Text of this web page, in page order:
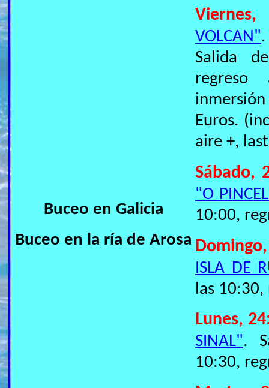
Buceo en Galicia
Buceo en la ría de Arosa
VOLCAN"
Salida
Euros.
aire +,
Sábado,
"O
10:00,
ISLA DE
las 10:30,
Lunes,
SINAL".
10:30,